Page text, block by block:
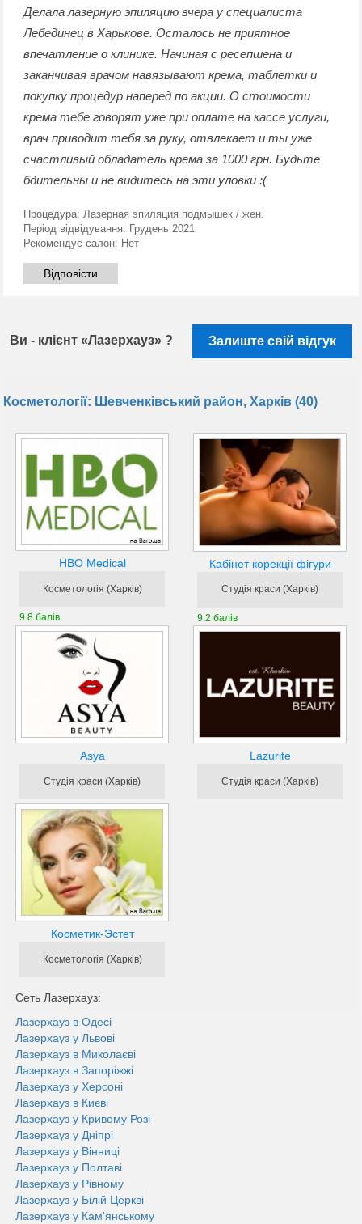
Делала лазерную эпиляцию вчера у специалиста
Лебединец в Харькове. Осталось не приятное
впечатление о клинике. Начиная с ресепшена и
заканчивая врачом навязывают крема, таблетки и
покупку процедур наперед по акции. О стоимости
крема тебе говорят уже при оплате на кассе услуги,
врач приводит тебя за руку, отвлекает и ты уже
счастливый обладатель крема за 1000 грн. Будьте
бдительны и не видитесь на эти уловки :(
Процедура: Лазерная эпиляция подмышек / жен.
Період відвідування: Грудень 2021
Рекомендує салон: Нет
Відповісти
Ви - клієнт «Лазерхауз» ? Залиште свій відгук
Косметології: Шевченківський район, Харків (40)
HBO Medical
Косметологія (Харків)
9.8 балів
Кабінет корекції фігури
Студія краси (Харків)
9.2 балів
Asya
Студія краси (Харків)
Lazurite
Студія краси (Харків)
Косметик-Эстет
Косметологія (Харків)
Сеть Лазерхауз:
Лазерхауз в Одесі
Лазерхауз у Львові
Лазерхауз в Миколаєві
Лазерхауз в Запоріжжі
Лазерхауз у Херсонi
Лазерхауз в Києві
Лазерхауз у Кривому Розі
Лазерхауз у Дніпрі
Лазерхауз у Вінниці
Лазерхауз у Полтавi
Лазерхауз у Рівному
Лазерхауз у Білій Церкві
Лазерхауз у Кам'янському